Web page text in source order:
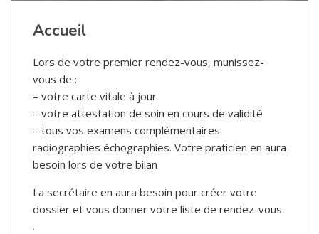
Accueil
Lors de votre premier rendez-vous, munissez-
vous de :
– votre carte vitale à jour
– votre attestation de soin en cours de validité
– tous vos examens complémentaires
radiographies échographies. Votre praticien en aura
besoin lors de votre bilan
La secrétaire en aura besoin pour créer votre
dossier et vous donner votre liste de rendez-vous
.